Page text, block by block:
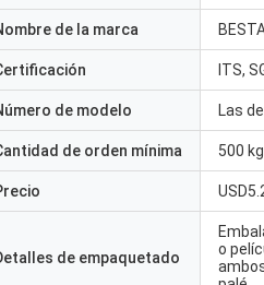
de la marca
ITS,
de modelo Las
de orden mínima 500
de empaquetado
o